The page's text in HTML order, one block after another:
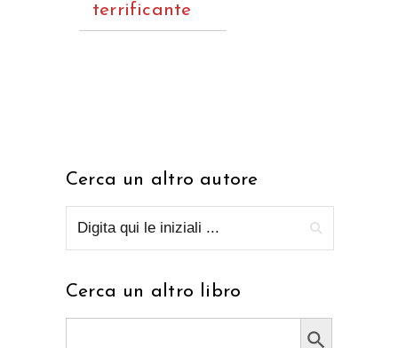
terrificante
Cerca un altro autore
Cerca un altro libro
Search Button